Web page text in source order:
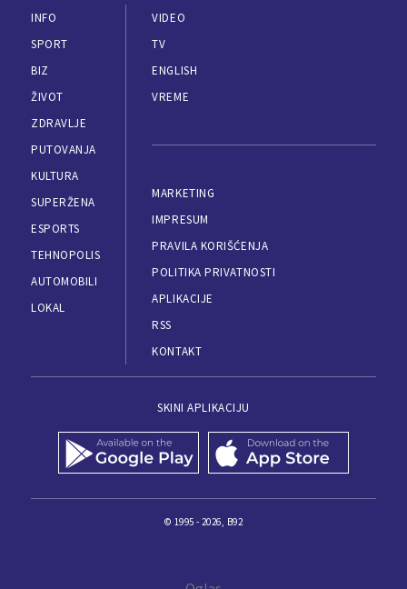
INFO
SPORT
BIZ
ŽIVOT
ZDRAVLJE
PUTOVANJA
KULTURA
SUPERŽENA
ESPORTS
TEHNOPOLIS
AUTOMOBILI
LOKAL
VIDEO
TV
ENGLISH
VREME
MARKETING
IMPRESUM
PRAVILA KORIŠĆENJA
POLITIKA PRIVATNOSTI
APLIKACIJE
RSS
KONTAKT
SKINI APLIKACIJU
© 1995 - 2026, B92